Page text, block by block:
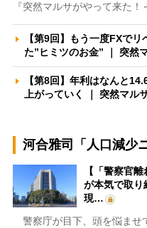
『突然マルサがやって来た
【第9回】もう一度FXで
た”ヒミツのお金” ｜ 突然
【第8回】年利はなんと
上がっていく ｜ 突然マル
河合雅司「人口減少
【「警察官
が本気で取
現…
警察庁が目下、頭を悩ませ